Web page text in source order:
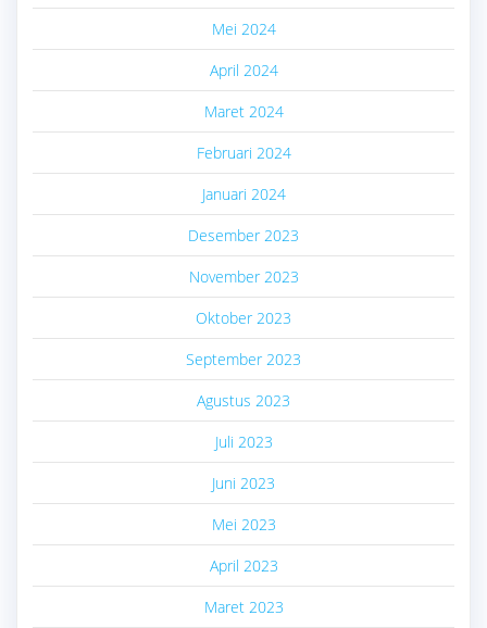
Mei 2024
April 2024
Maret 2024
Februari 2024
Januari 2024
Desember 2023
November 2023
Oktober 2023
September 2023
Agustus 2023
Juli 2023
Juni 2023
Mei 2023
April 2023
Maret 2023